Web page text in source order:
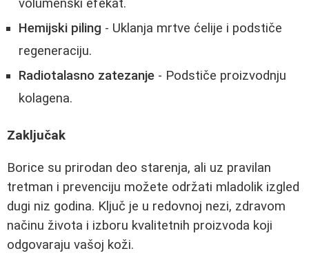
volumenski efekat.
Hemijski piling - Uklanja mrtve ćelije i podstiče
regeneraciju.
Radiotalasno zatezanje - Podstiče proizvodnju
kolagena.
Zaključak
Borice su prirodan deo starenja, ali uz pravilan
tretman i prevenciju možete održati mladolik izgled
dugi niz godina. Ključ je u redovnoj nezi, zdravom
načinu života i izboru kvalitetnih proizvoda koji
odgovaraju vašoj koži.